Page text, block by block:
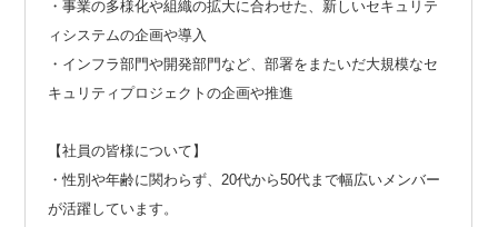
・事業の多様化や組織の拡大に合わせた、新しいセキュリテ
ィシステムの企画や導入
・インフラ部門や開発部門など、部署をまたいだ大規模なセ
キュリティプロジェクトの企画や推進
【社員の皆様について】
・性別や年齢に関わらず、20代から50代まで幅広いメンバー
が活躍しています。